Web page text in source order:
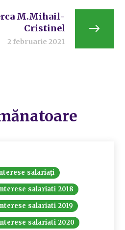
M.Mihail-
Cristinel
2 februarie 2021
salariați
salariati 2018
salariati 2019
salariati 2020